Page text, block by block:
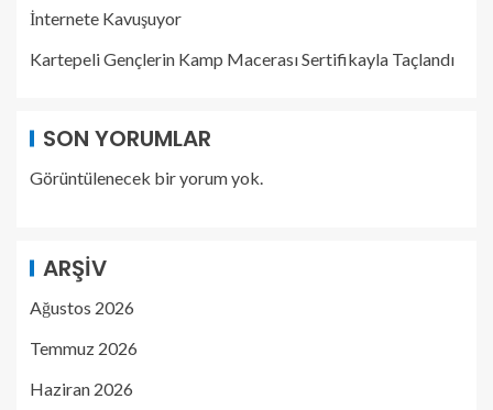
İnternete Kavuşuyor
Kartepeli Gençlerin Kamp Macerası Sertifikayla Taçlandı
SON YORUMLAR
Görüntülenecek bir yorum yok.
ARŞIV
Ağustos 2026
Temmuz 2026
Haziran 2026